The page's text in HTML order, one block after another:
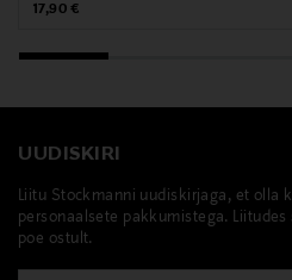
Original Price
17,90 €
UUDISKIRI
Liitu Stockmanni uudiskirjaga, et olla
personaalsete pakkumistega. Liitudes
poe ostult.